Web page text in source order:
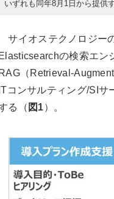
いずれも同年8月1日から提供
サイオステクノロジー
Elasticsearchの検索エン
RAG（Retrieval-
ITコンサルティング/SI
る（ 図1）。